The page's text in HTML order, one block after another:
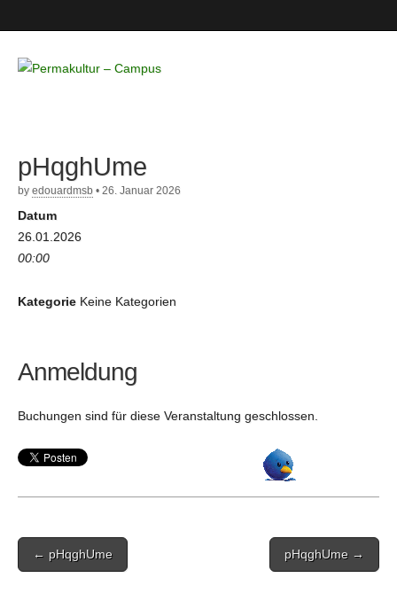
– Campus
pHqghUme
by edouardmsb • 26. Januar 2026
Datum
26.01.2026
00:00
Kategorie Keine Kategorien
Anmeldung
Buchungen sind für diese Veranstaltung geschlossen.
Post
navigation
← pHqghUme pHqghUme →